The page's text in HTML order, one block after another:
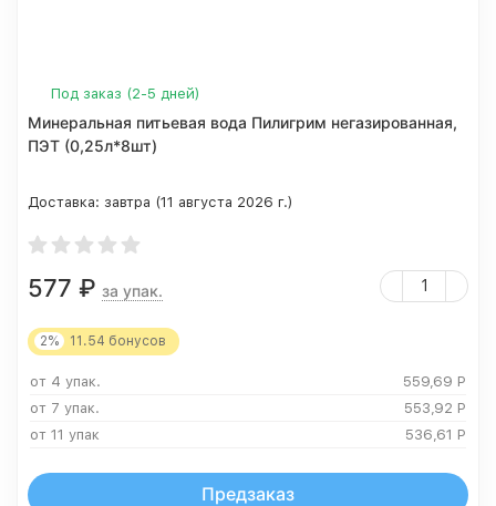
Под заказ (2-5 дней)
Минеральная питьевая вода Пилигрим негазированная,
ПЭТ (0,25л*8шт)
Доставка: завтра (11 августа 2026 г.)
577 ₽ за упак.
2% 11.54 бонусов
от 4 упак. 559,69 Р
от 7 упак.
553,92 Р
от 11 упак
536,61 Р
Предзаказ